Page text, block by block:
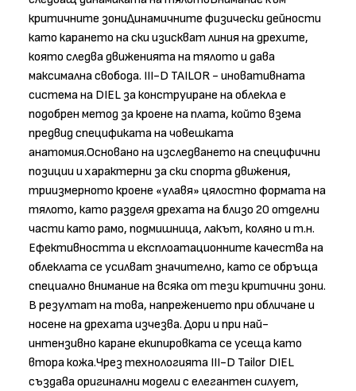
критичните зониДинамичните физически дейности
като карането на ски изискват линия на дрехите,
която следва движенията на тялото и дава
максимална свобода. III-D TAILOR - иновативната
система на DIEL за конструиране на облекла е
подобрен метод за кроене на плата, който взема
предвид спецификата на човешката
анатомия.Основано на изследването на специфични
позиции и характерни за ски спорта движения,
триизмерното кроене «улавя» цялостно формата на
тялото, като разделя дрехата на близо 20 отделни
части като рамо, подмишница, лакът, коляно и т.н.
Ефективността и експлоатационните качества на
облеклата се усилват значително, като се обръща
специално внимание на всяка от тези критични зони.
В резултат на това, напрежението при обличане и
носене на дрехата изчезва. Дори и при най-
интензивно каране екипировката се усеща като
втора кожа.Чрез технологията III-D Tailor DIEL
създава оригинални модели с елегантен силует,